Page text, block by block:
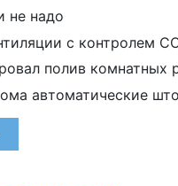
не надо
с контролем
полив комнатных
автоматические